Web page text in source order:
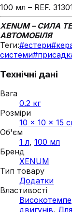
100 мл – REF.
XENUM – СИЛА
АВТОМОБІЛЯ
Теги:#естери#
системи#
Технічні дані
Вага
0.2 кг
Розміри
10 × 10 × 15
Об'єм
1 л, 100 мл
Бренд
XENUM
Тип товару
Додатки
Властивості
двигунів,